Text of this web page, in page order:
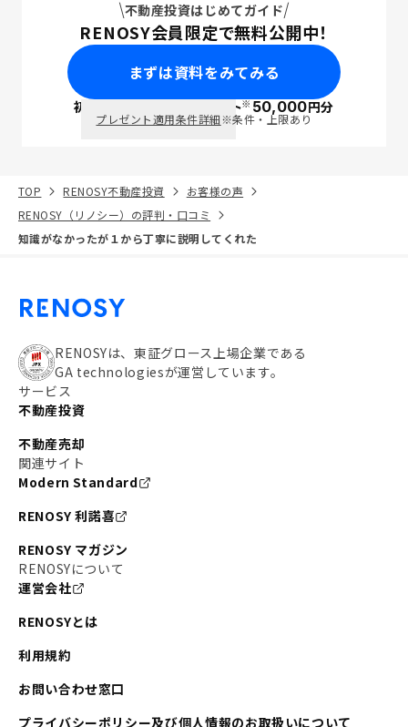
不動産投資はじめてガイド
RENOSY会員限定で無料公開中！
まずは資料をみてみる
初回面談で ポイント※50,000円分
プレゼント適用条件詳細※条件・上限あり
TOP RENOSY不動産投資
お客様の声
RENOSY（リノシー）の評判・口コミ
知識がなかったが１から丁寧に説明してくれた
RENOSYは、東証グロース上場企業である
GA technologiesが運営しています。
サービス
不動産投資
不動産売却
関連サイト
Modern Standard
RENOSY 利諾喜
RENOSY マガジン
RENOSYについて
運営会社
RENOSYとは
利用規約
お問い合わせ窓口
プライバシーポリシー及び個人情報のお取扱いについて